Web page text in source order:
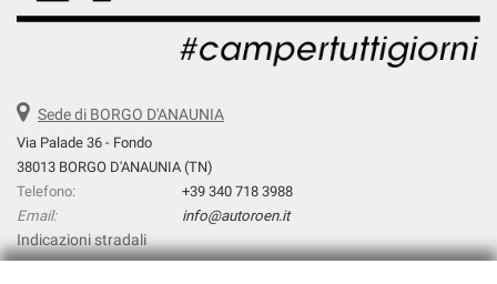
Sede di BORGO D'ANAUNIA
Via Palade 36 - Fondo
38013 BORGO D'ANAUNIA (TN)
Telefono:
+39 340 718 3988
Email:
info@autoroen.it
Indicazioni stradali